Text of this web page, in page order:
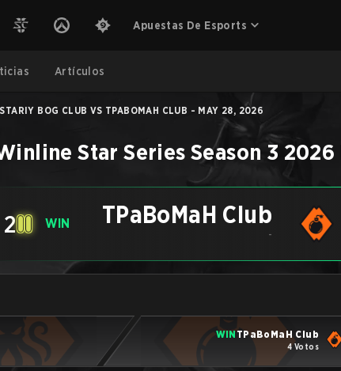
Apuestas De Esports
Artículos
STARIY BOG CLUB VS TPABOMAH CLUB - MAY 28, 2026
Star Series Season 3 2026
2 WIN TPaBoMaH Club
-
WIN TPaBoMaH Club
4 Votos